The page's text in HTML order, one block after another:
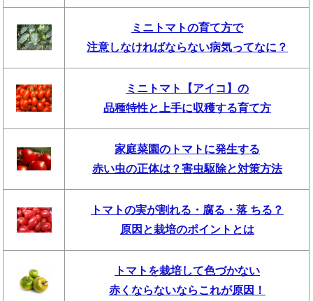
ミニトマトの育て方で
注意しなければならない病気ってなに？
ミニトマト【アイコ】の
品種特性と上手に収穫する育て方
家庭菜園のトマトに発生する
赤い虫の正体は？害虫駆除と対策方法
トマトの実が割れる・腐る・落 ちる？
原因と栽培のポイントとは
トマトを栽培して色づかない
赤くならないならこれが原因！